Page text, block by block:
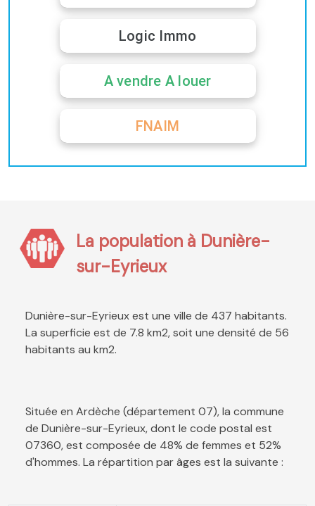
Logic Immo
A vendre A louer
FNAIM
La population à Dunière-
sur-Eyrieux
Dunière-sur-Eyrieux est une ville de 437 habitants.
La superficie est de 7.8 km2, soit une densité de 56
habitants au km2.
Située en Ardèche (département 07), la commune
de Dunière-sur-Eyrieux, dont le code postal est
07360, est composée de 48% de femmes et 52%
d'hommes. La répartition par âges est la suivante :